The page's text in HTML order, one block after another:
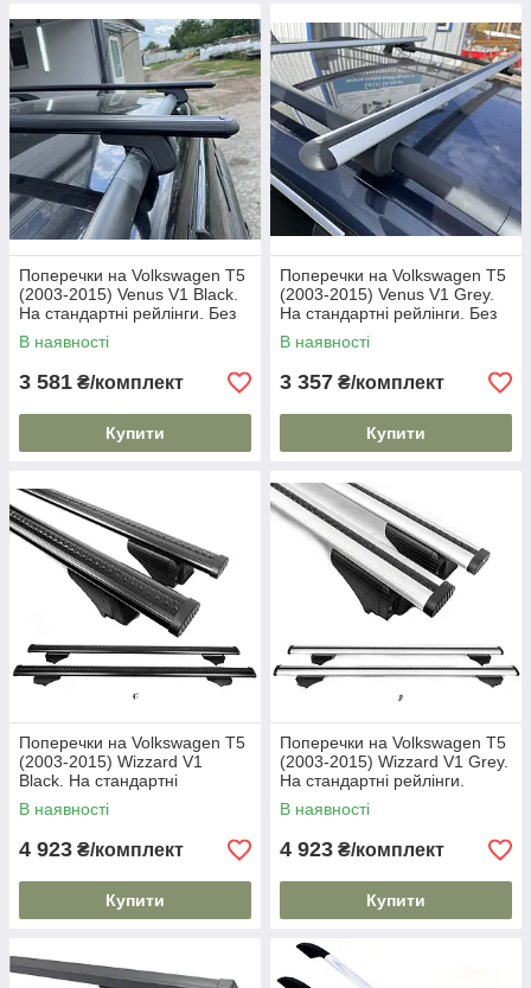
Поперечки на Volkswagen T5
(2003-2015) Venus V1 Black.
На стандартні рейлінги. Без
замка. Чорні
В наявності
3 581 ₴/комплект
Купити
Поперечки на Volkswagen T5
(2003-2015) Venus V1 Grey.
На стандартні рейлінги. Без
замка. Сірі
В наявності
3 357 ₴/комплект
Купити
Поперечки на Volkswagen T5
(2003-2015) Wizzard V1
Black. На стандартні
рейлінги. Пластиковий ключ.
Чорні
В наявності
4 923 ₴/комплект
Купити
Поперечки на Volkswagen T5
(2003-2015) Wizzard V1 Grey.
На стандартні рейлінги.
Пластиковий ключ. Сірі
В наявності
4 923 ₴/комплект
Купити